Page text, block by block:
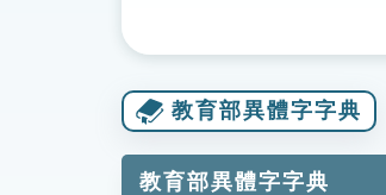
教育部異體字字典
教育部異體字字典